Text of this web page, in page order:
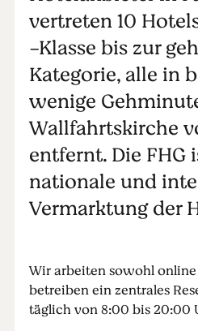
vertreten 10
-Klasse bis zur
Kategorie, alle in
wenige
Wallfahrtskirche
entfernt. Die FHG
nationale und
Vermarktung der
Wir arbeiten sowohl
betreiben ein zentrales
täglich von 8:00 bis 20:00